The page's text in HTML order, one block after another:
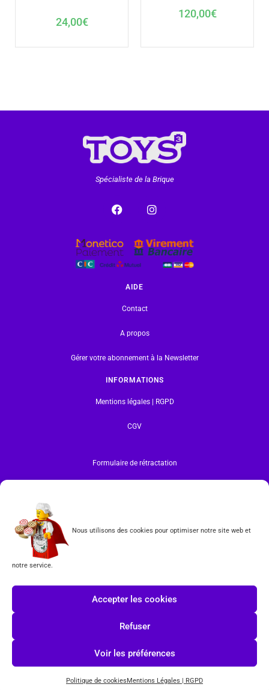
Nous utilisons des cookies pour optimiser notre site web et
notre service.
Accepter les cookies
Refuser
Voir les préférences
Politique de cookiesMentions Légales | RGPD
24,00€
120,00€
Spécialiste de la Brique
AIDE
Contact
A propos
Gérer votre abonnement à la Newsletter
INFORMATIONS
Mentions légales | RGPD
CGV
Formulaire de rétractation
en restent les propriétaires. Tous droits réservés.
INSCRIPTION À LA NEWSLETTER
J'accepte les conditions duRGPD.